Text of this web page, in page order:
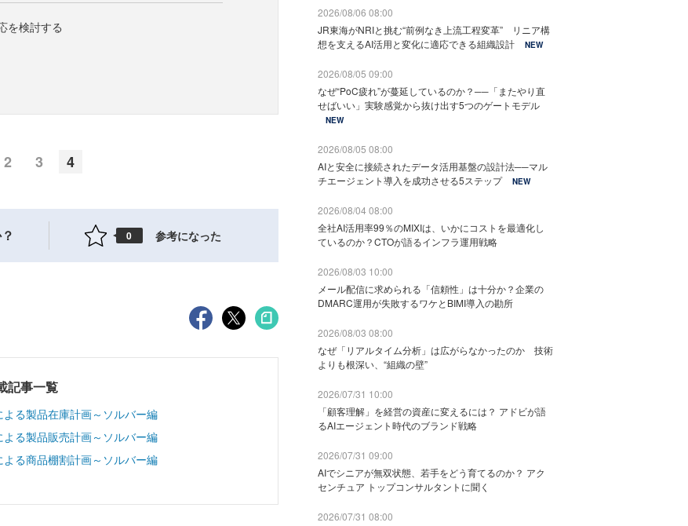
を検討する
2 3 4
0 参考になった
記事一覧
よる製品在庫計画～ソルバー編
よる製品販売計画～ソルバー編
よる商品棚割計画～ソルバー編
2026/08/06 08:00
JR東海がNRIと挑む“前例なき上流工程変革” リニア構
想を支えるAI活用と変化に適応できる組織設計
NEW
2026/08/05 09:00
なぜ“PoC疲れ”が蔓延しているのか？──「またやり直
せばいい」実験感覚から抜け出す5つのゲートモデル
NEW
2026/08/05 08:00
AIと安全に接続されたデータ活用基盤の設計法──マル
チエージェント導入を成功させる5ステップ
NEW
2026/08/04 08:00
全社AI活用率99％のMIXIは、いかにコストを最適化し
ているのか？CTOが語るインフラ運用戦略
2026/08/03 10:00
メール配信に求められる「信頼性」は十分か？企業の
DMARC運用が失敗するワケとBIMI導入の勘所
2026/08/03 08:00
なぜ「リアルタイム分析」は広がらなかったのか 技術
よりも根深い、“組織の壁”
2026/07/31 10:00
「顧客理解」を経営の資産に変えるには？ アドビが語
るAIエージェント時代のブランド戦略
2026/07/31 09:00
AIでシニアが無双状態、若手をどう育てるのか？ アク
センチュア トップコンサルタントに聞く
2026/07/31 08:00